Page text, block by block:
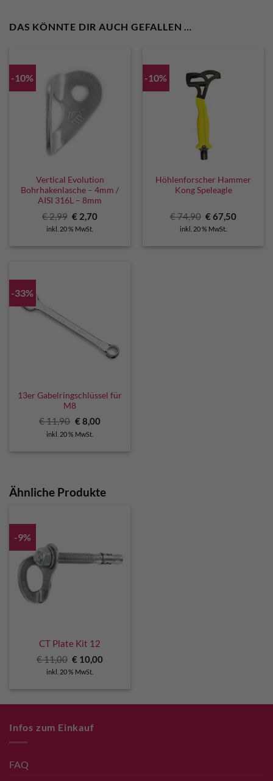
DAS KÖNNTE DIR AUCH GEFALLEN …
-10%
Vertical Evolution
Bohrhakenlasche – 4mm /
AISI 316L – 8mm
€2,99 Ursprünglicher
Preis
war:
€ 2,70Aktueller
inkl. 20 % MwSt.
-10%
Höhlenforscher Hammer
Kong Speleagle
€74,90 Ursprünglicher
Preis
war:
€67,50
inkl. 20 % MwSt.
-33%
13er Gabelringschlüssel für
M8
€11,90 Ursprünglicher
Preis
war:
€8,00Aktueller
inkl. 20 % MwSt.
Ähnliche Produkte
-9%
CT Plate Kit 12
€11,00 Ursprünglicher
Preis
war:
€ 10,00Aktueller
inkl. 20 % MwSt.
Infos zum Einkauf
FAQ